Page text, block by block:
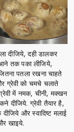
दीजिये, दही डालकर
तक पका लीजिये,
पतला रखना चाहते
ग्रेवी को चमचे चलाते
में नमक, चीनी, मक्खन
दीजिये. ग्रेवी तैयार है,
और स्वादिष्ट मलाई
खाइये.